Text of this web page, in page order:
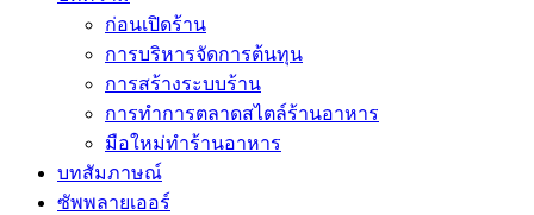
ก่อนเปิดร้าน
การบริหารจัดการต้นทุน
การสร้างระบบร้าน
การทำการตลาดสไตล์ร้านอาหาร
มือใหม่ทำร้านอาหาร
บทสัมภาษณ์
ซัพพลายเออร์